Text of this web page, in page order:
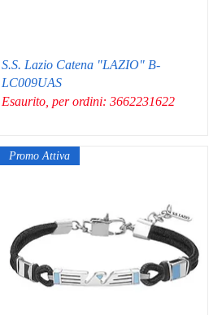
S.S. Lazio Catena "LAZIO" B-
LC009UAS
Esaurito, per ordini: 3662231622
Promo Attiva